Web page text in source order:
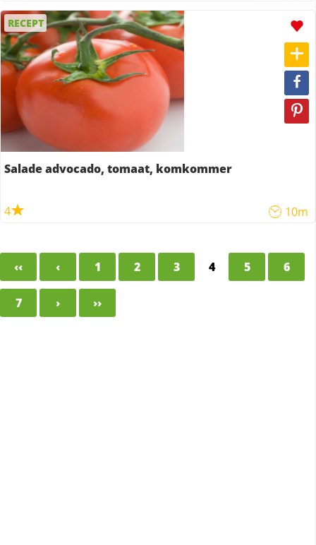
RECEPT
Salade advocado, tomaat, komkommer
4 10m
‹‹ ‹ 1 2 3 4 5 6
7 › ››